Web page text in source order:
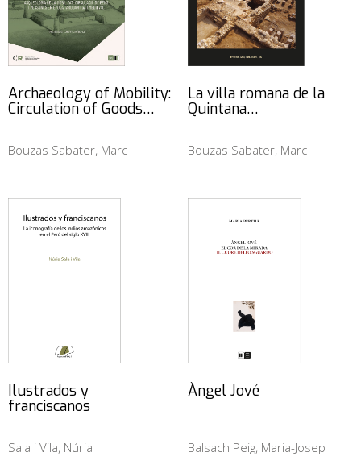
Archaeology of Mobility:
Circulation of Goods…
Bouzas Sabater, Marc
La vil·la romana de la
Quintana…
Bouzas Sabater, Marc
Ilustrados y
franciscanos
Sala i Vila, Núria
Àngel Jové
Balsach Peig, Maria-Josep